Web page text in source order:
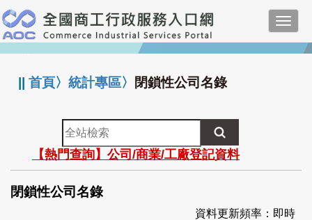
跳
到
主
要
:::
||首頁〉統計專區〉 閉鎖性公司名錄
全
站
檢
索
【熱門查詢】公司/商業/工廠登記資料
閉鎖性公司名錄
資料更新頻率：即時